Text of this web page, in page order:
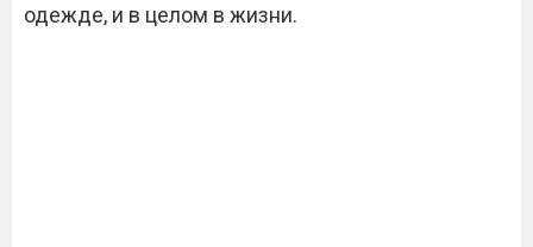
одежде, и в целом в жизни.